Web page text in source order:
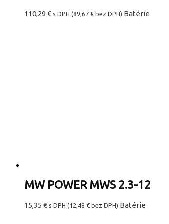
110,29 € s DPH (89,67 € bez DPH) Batérie
MW POWER MWS 2.3-12
15,35 € s DPH (12,48 € bez DPH) Batérie